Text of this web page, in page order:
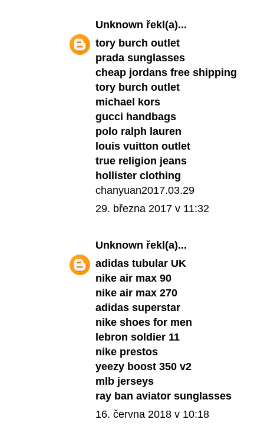
Unknown řekl(a)...
tory burch outlet
prada sunglasses
cheap jordans free shipping
tory burch outlet
michael kors
gucci handbags
polo ralph lauren
louis vuitton outlet
true religion jeans
hollister clothing
chanyuan2017.03.29
29. března 2017 v 11:32
Unknown řekl(a)...
adidas tubular UK
nike air max 90
nike air max 270
adidas superstar
nike shoes for men
lebron soldier 11
nike prestos
yeezy boost 350 v2
mlb jerseys
ray ban aviator sunglasses
16. června 2018 v 10:18